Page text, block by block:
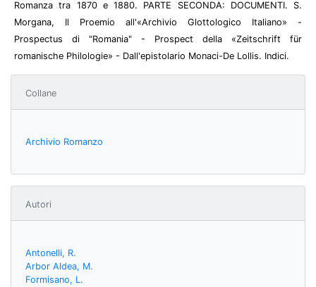
Romanza tra 1870 e 1880. PARTE SECONDA: DOCUMENTI. S.
Morgana, Il Proemio all'«Archivio Glottologico Italiano» -
Prospectus di "Romania" - Prospect della «Zeitschrift für
romanische Philologie» - Dall'epistolario Monaci-De Lollis. Indici.
Collane
Archivio Romanzo
Autori
Antonelli, R.
Arbor Aldea, M.
Formisano, L.